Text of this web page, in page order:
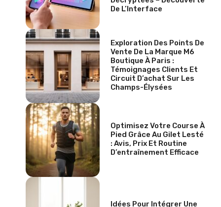
De L’Interface
Exploration Des Points De
Vente De La Marque M6
Boutique À Paris :
Témoignages Clients Et
Circuit D’achat Sur Les
Champs-Élysées
Optimisez Votre Course À
Pied Grâce Au Gilet Lesté
: Avis, Prix Et Routine
D’entraînement Efficace
Idées Pour Intégrer Une